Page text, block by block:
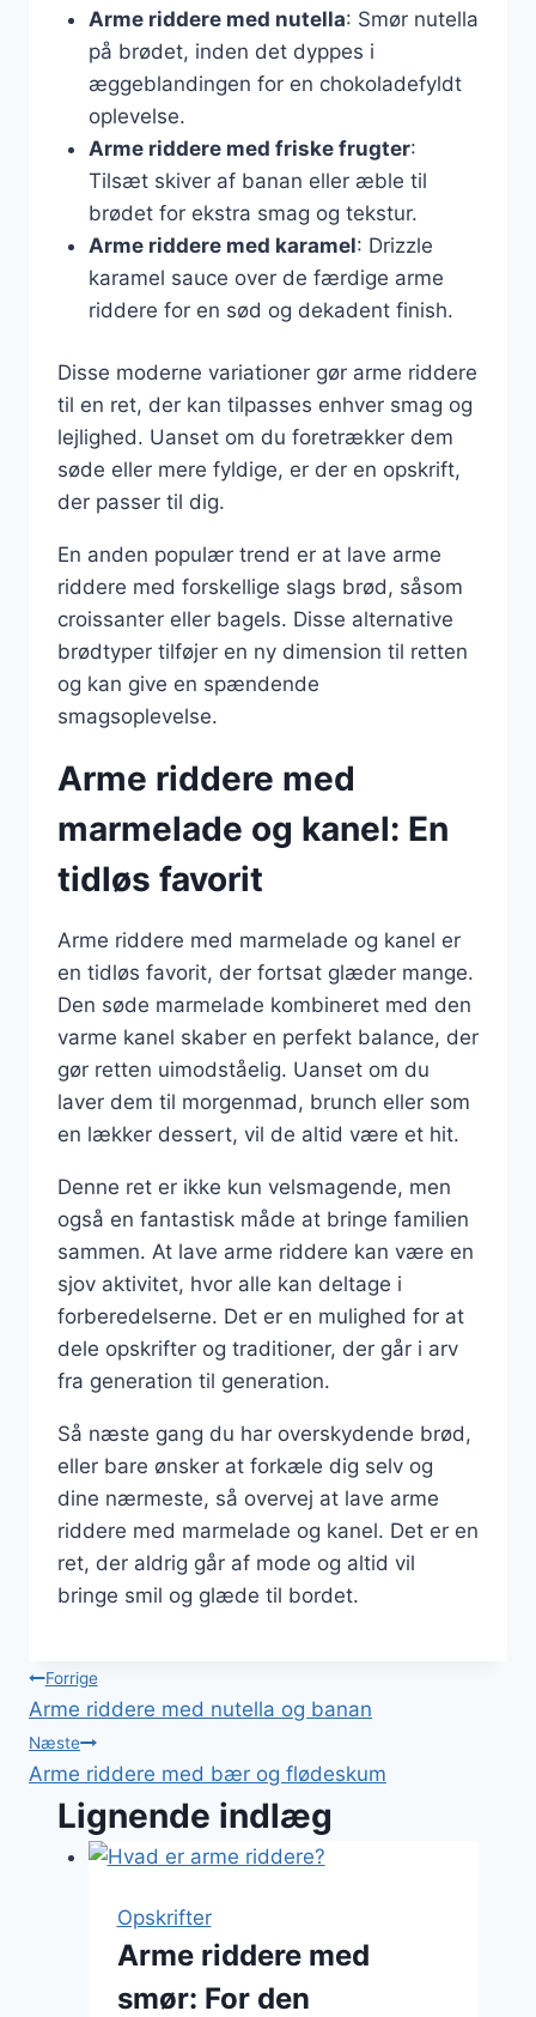
Arme riddere med nutella: Smør nutella
på brødet, inden det dyppes i
æggeblandingen for en chokoladefyldt
oplevelse.
Arme riddere med friske frugter:
Tilsæt skiver af banan eller æble til
brødet for ekstra smag og tekstur.
Arme riddere med karamel: Drizzle
karamel sauce over de færdige arme
riddere for en sød og dekadent finish.
Disse moderne variationer gør arme riddere
til en ret, der kan tilpasses enhver smag og
lejlighed. Uanset om du foretrækker dem
søde eller mere fyldige, er der en opskrift,
der passer til dig.
En anden populær trend er at lave arme
riddere med forskellige slags brød, såsom
croissanter eller bagels. Disse alternative
brødtyper tilføjer en ny dimension til retten
og kan give en spændende
smagsoplevelse.
Arme riddere med
marmelade og kanel: En
tidløs favorit
Arme riddere med marmelade og kanel er
en tidløs favorit, der fortsat glæder mange.
Den søde marmelade kombineret med den
varme kanel skaber en perfekt balance, der
gør retten uimodståelig. Uanset om du
laver dem til morgenmad, brunch eller som
en lækker dessert, vil de altid være et hit.
Denne ret er ikke kun velsmagende, men
også en fantastisk måde at bringe familien
sammen. At lave arme riddere kan være en
sjov aktivitet, hvor alle kan deltage i
forberedelserne. Det er en mulighed for at
dele opskrifter og traditioner, der går i arv
fra generation til generation.
Så næste gang du har overskydende brød,
eller bare ønsker at forkæle dig selv og
dine nærmeste, så overvej at lave arme
riddere med marmelade og kanel. Det er en
ret, der aldrig går af mode og altid vil
bringe smil og glæde til bordet.
Indlægsnavigation
Forrige
Arme riddere med nutella og banan
Næste
Arme riddere med bær og flødeskum
Lignende indlæg
Opskrifter
Arme riddere med
smør: For den